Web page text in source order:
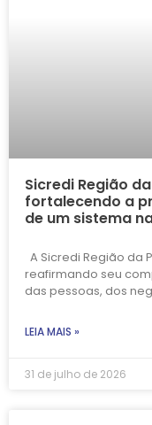
Sicredi Região
fortalecendo a
de um sistema
A Sicredi Região da
reafirmando seu
das pessoas, dos
LEIA MAIS »
31 de julho de 2026